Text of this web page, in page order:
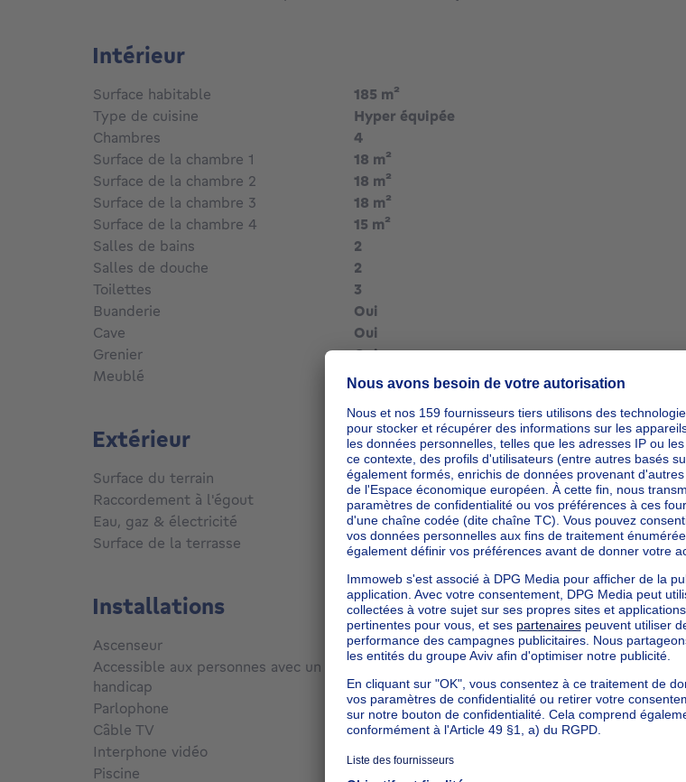
Intérieur
Surface habitable 185 m²
Type de cuisine
Hyper équipée
Chambres
4
Surface de la chambre 1
18 m²
Surface de la chambre 2
18 m²
Surface de la chambre 3
18 m²
Surface de la chambre 4
15 m²
Salles de bains
2
Salles de douche
2
Toilettes
3
Buanderie
Oui
Cave
Oui
Grenier
Oui
Meublé
Non
Extérieur
Surface du terrain 85m² mètres carrés
Raccordement à l'égout
Connecté
Eau, gaz & électricité
Oui
Surface de la terrasse
60m² mètres carrés
Installations
Ascenseur
Non
Accessible aux personnes avec un
handicap
Non
Parlophone
Non
Câble TV
Oui
Interphone vidéo
Non
Piscine